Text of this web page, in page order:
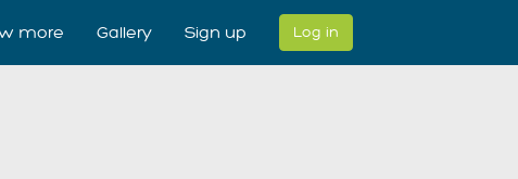
more Gallery Sign up Log in